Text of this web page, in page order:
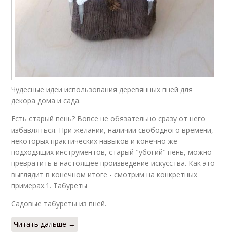
Чудесные идеи использования деревянных пней для
декора дома и сада.
Есть старый пень? Вовсе не обязательно сразу от него
избавляться. При желании, наличии свободного времени,
некоторых практических навыков и конечно же
подходящих инструментов, старый "убогий" пень, можно
превратить в настоящее произведение искусства. Как это
выглядит в конечном итоге - смотрим на конкретных
примерах.1. Табуреты
Садовые табуреты из пней.
Читать дальше →